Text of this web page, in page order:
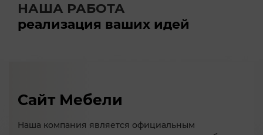
НАША РАБОТА
реализация ваших идей
Сайт Мебели
Наша компания является официальным